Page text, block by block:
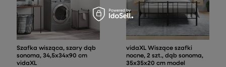
Szafka wisząca, szary dąb
sonoma, 34,5x34x90 cm
vidaXL
vidaXL Wiszące szafki
nocne, 2 szt., dąb sonoma,
35x35x20 cm model